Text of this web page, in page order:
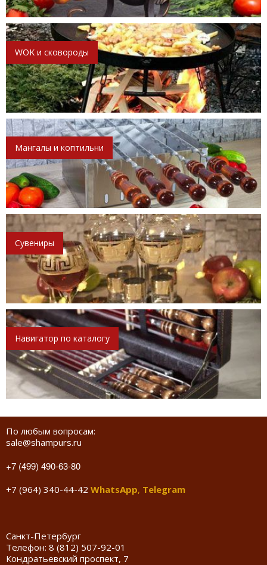
WOK и сковороды
Мангалы и коптильни
Сувениры
Навигатор по каталогу
По любым вопросам:
sale@shampurs.ru
+7 (499) 490-63-80
+7 (964) 340-44-42 WhatsApp, Telegram
Санкт-Петербург
Телефон: 8 (812) 507-92-01
Кондратьевский проспект, 7